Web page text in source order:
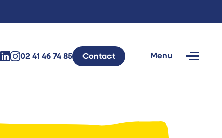
Menu
02 41 46 74 85 Contact